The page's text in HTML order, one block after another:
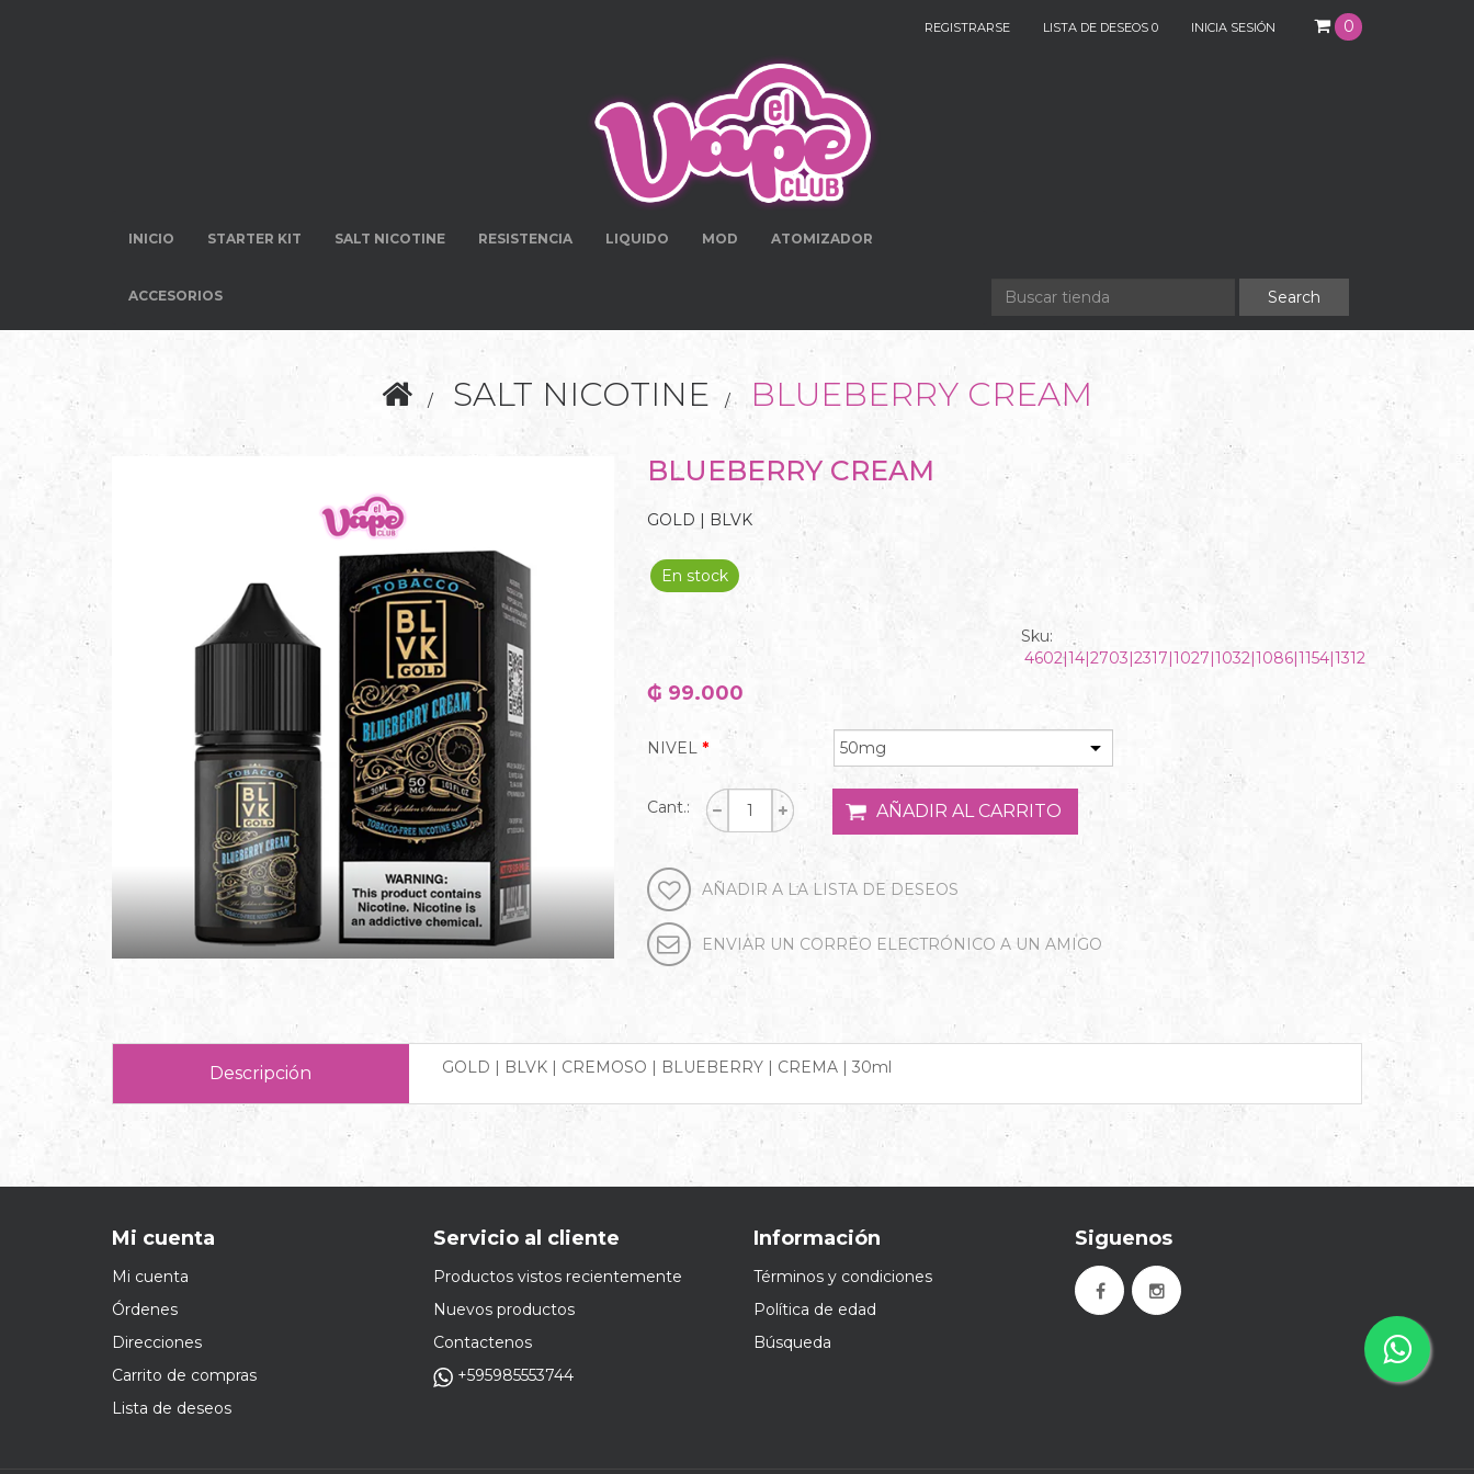
0
REGISTRARSE LISTA DE DESEOS 0 INICIA SESIÓN
INICIO STARTER KIT SALT NICOTINE RESISTENCIA LIQUIDO MOD ATOMIZADOR
ACCESORIOS
SALT NICOTINE BLUEBERRY CREAM
BLUEBERRY CREAM
GOLD | BLVK
En stock
Sku:
4602|14|2703|2317|1027|1032|1086|1154|1312
₲ 99.000
NIVEL *
Cant.:
Descripción GOLD | BLVK | CREMOSO | BLUEBERRY | CREMA | 30ml
Mi cuenta
Mi cuenta
Órdenes
Direcciones
Carrito de compras
Lista de deseos
Servicio al cliente
Productos vistos recientemente
Nuevos productos
Contactenos
+595985553744
Información
Términos y condiciones
Política de edad
Búsqueda
Siguenos